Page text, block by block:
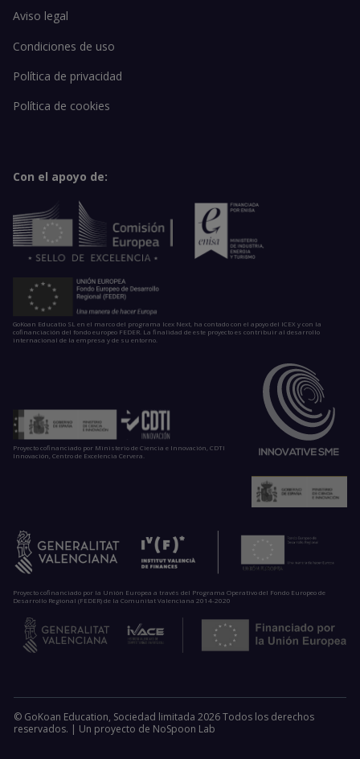
Aviso legal
Condiciones de uso
Política de privacidad
Política de cookies
Con el apoyo de:
GoKoan Educatio SL en el marco del programa Icex Next, ha contado con el apoyo del ICEX y con la
cofinanciación del fondo europeo FEDER. La finalidad de este proyecto es contribuir al desarrollo
internacional de la empresa y de su entorno.
Proyecto cofinanciado por Ministerio de Ciencia e Innovación, CDTI
Innovación, Centro de Excelencia Cervera.
Proyecto cofinanciado por la Unión Europea a través del Programa Operativo del Fondo Europeo de
Desarrollo Regional (FEDER) de la Comunitat Valenciana 2014-2020
© GoKoan Education, Sociedad limitada 2026 Todos los derechos
reservados. | Un proyecto de NoSpoon Lab